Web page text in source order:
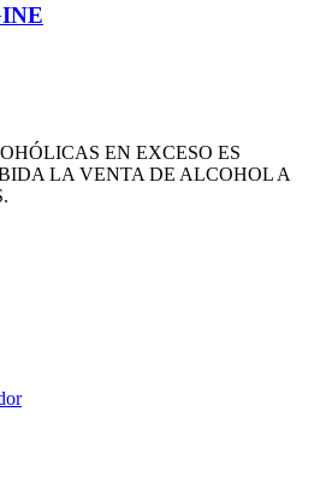
EN EXCESO ES
LA VENTA DE ALCOHOL A